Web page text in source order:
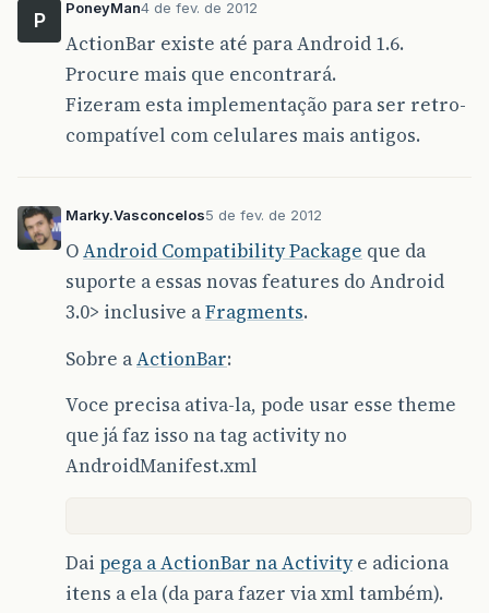
P
PoneyMan4 de fev. de 2012
ActionBar existe até para Android 1.6.
Procure mais que encontrará.
Fizeram esta implementação para ser retro-
compatível com celulares mais antigos.
Marky.Vasconcelos5 de fev. de 2012
OAndroid Compatibility Package que da
suporte a essas novas features do Android
3.0> inclusive aFragments.
Sobre aActionBar:
Voce precisa ativa-la, pode usar esse theme
que já faz isso na tag activity no
AndroidManifest.xml
Dai pega a ActionBar na Activitye adiciona
itens a ela (da para fazer via xml também).